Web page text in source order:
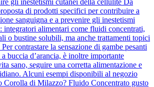
di prodotti specifici per contribuire a
sanguigna e a prevenire gli inestetismi
integratori alimentari come fluidi concentrati,
o bustine solubili, ma anche trattamenti topici
contrastare la sensazione di gambe pesanti
buccia d’arancia, è inoltre importante
sano, seguire una corretta alimentazione e
Alcuni esempi disponibili al negozio
Corolla di Milazzo? Fluido Concentrato gusto